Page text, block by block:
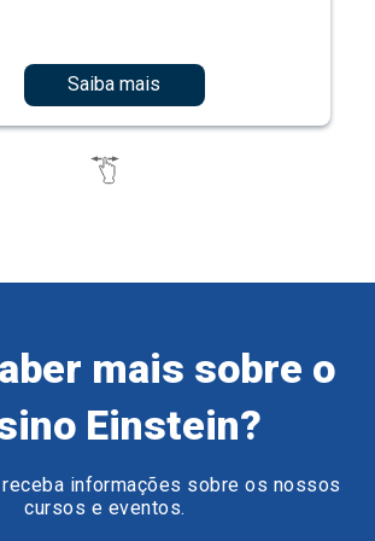
Saiba mais
mais sobre o
Einstein?
informações sobre os nossos
cursos e eventos.